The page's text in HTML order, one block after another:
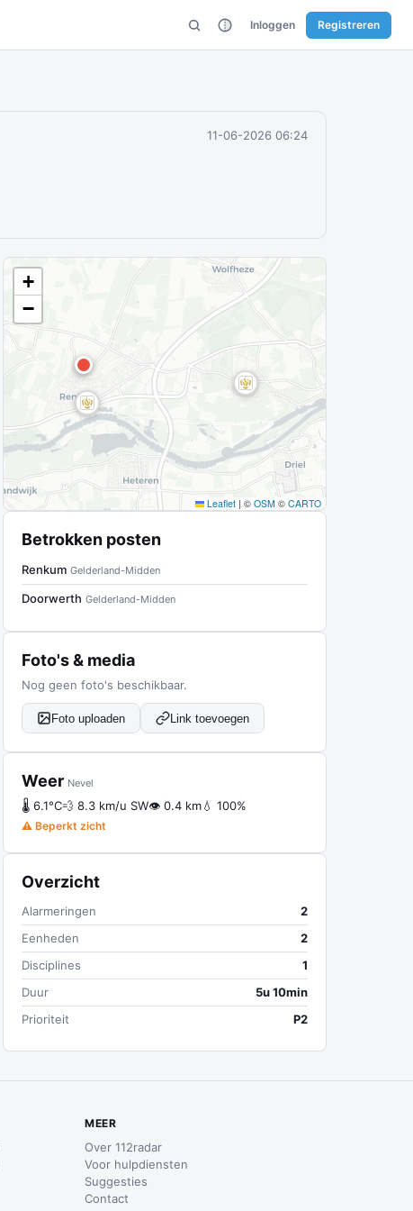
Inloggen Registreren
11-06-2026 06:24
+
−
Leaflet | © OSM © CARTO
Betrokken posten
Renkum Gelderland-Midden
Doorwerth Gelderland-Midden
Foto's & media
Nog geen foto's beschikbaar.
Foto uploaden Link toevoegen
Weer Nevel
🌡 6.1°C💨 8.3 km/u SW👁 0.4 km💧 100%
⚠ Beperkt zicht
Overzicht
Alarmeringen
2
Eenheden
2
Disciplines
1
Duur
5u 10min
Prioriteit
P2
MEER
Over 112radar
Voor hulpdiensten
Suggesties
Contact